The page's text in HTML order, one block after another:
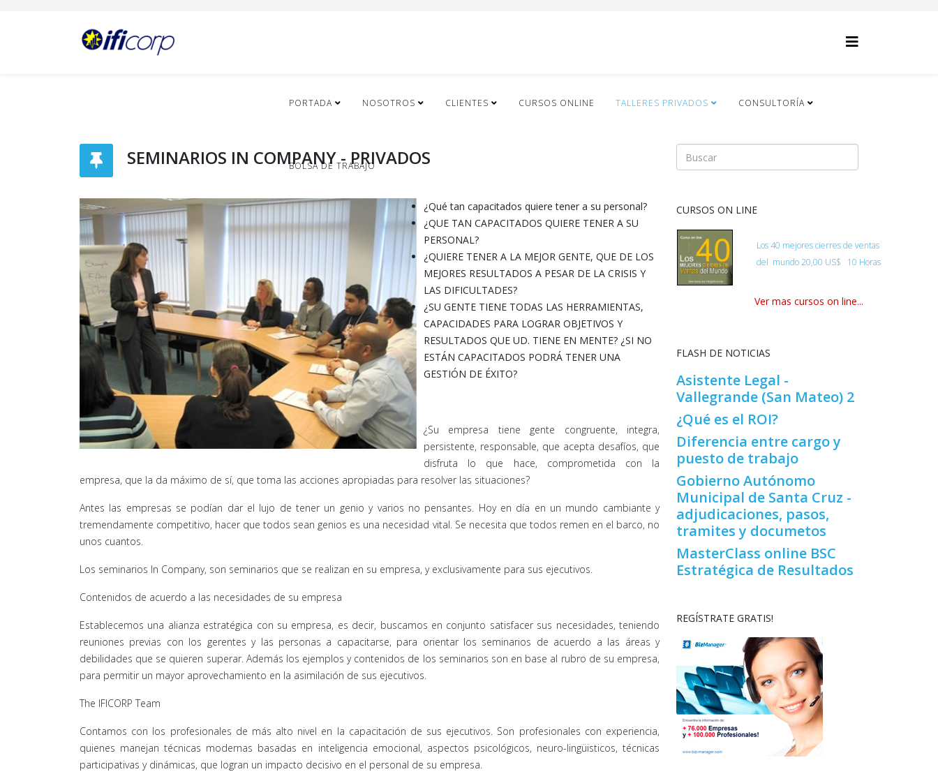
PORTADA NOSOTROS CLIENTES CURSOS ONLINE TALLERES PRIVADOS CONSULTORÍA
BOLSA DE TRABAJO
SEMINARIOS IN COMPANY - PRIVADOS
¿Qué tan capacitados quiere tener a su personal?
¿QUE TAN CAPACITADOS QUIERE TENER A SU
PERSONAL?
¿QUIERE TENER A LA MEJOR GENTE, QUE DE LOS
MEJORES RESULTADOS A PESAR DE LA CRISIS Y
LAS DIFICULTADES?
¿SU GENTE TIENE TODAS LAS HERRAMIENTAS,
CAPACIDADES PARA LOGRAR OBJETIVOS Y
RESULTADOS QUE UD. TIENE EN MENTE? ¿SI NO
ESTÁN CAPACITADOS PODRÁ TENER UNA
GESTIÓN DE ÉXITO?
¿Su empresa tiene gente congruente, integra,
persistente, responsable, que acepta desafíos, que
disfruta lo que hace, comprometida con la
empresa, que la da máximo de sí, que toma las acciones apropiadas para resolver las situaciones?
Antes las empresas se podían dar el lujo de tener un genio y varios no pensantes. Hoy en día en un mundo cambiante y
tremendamente competitivo, hacer que todos sean genios es una necesidad vital. Se necesita que todos remen en el barco, no
unos cuantos.
Los seminarios In Company, son seminarios que se realizan en su empresa, y exclusivamente para sus ejecutivos.
Contenidos de acuerdo a las necesidades de su empresa
Establecemos una alianza estratégica con su empresa, es decir, buscamos en conjunto satisfacer sus necesidades, teniendo
reuniones previas con los gerentes y las personas a capacitarse, para orientar los seminarios de acuerdo a las áreas y
debilidades que se quieren superar. Además los ejemplos y contenidos de los seminarios son en base al rubro de su empresa,
para permitir un mayor aprovechamiento en la asimilación de sus ejecutivos.
The IFICORP Team
Contamos con los profesionales de más alto nivel en la capacitación de sus ejecutivos. Son profesionales con experiencia,
quienes manejan técnicas modernas basadas en inteligencia emocional, aspectos psicológicos, neuro-lingüisticos, técnicas
participativas y dinámicas, que logran un impacto decisivo en el personal de su empresa.
CURSOS ON LINE
Los 40 mejores cierres de ventas
del mundo20,00 US$ 10 Horas
Ver mas cursos on line...
FLASH DE NOTICIAS
Asistente Legal -
Vallegrande (San Mateo) 2
¿Qué es el ROI?
Diferencia entre cargo y
puesto de trabajo
Gobierno Autónomo
Municipal de Santa Cruz -
adjudicaciones, pasos,
tramites y documetos
MasterClass online BSC
Estratégica de Resultados
REGÍSTRATE GRATIS!